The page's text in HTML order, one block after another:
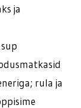
ja
rula ja